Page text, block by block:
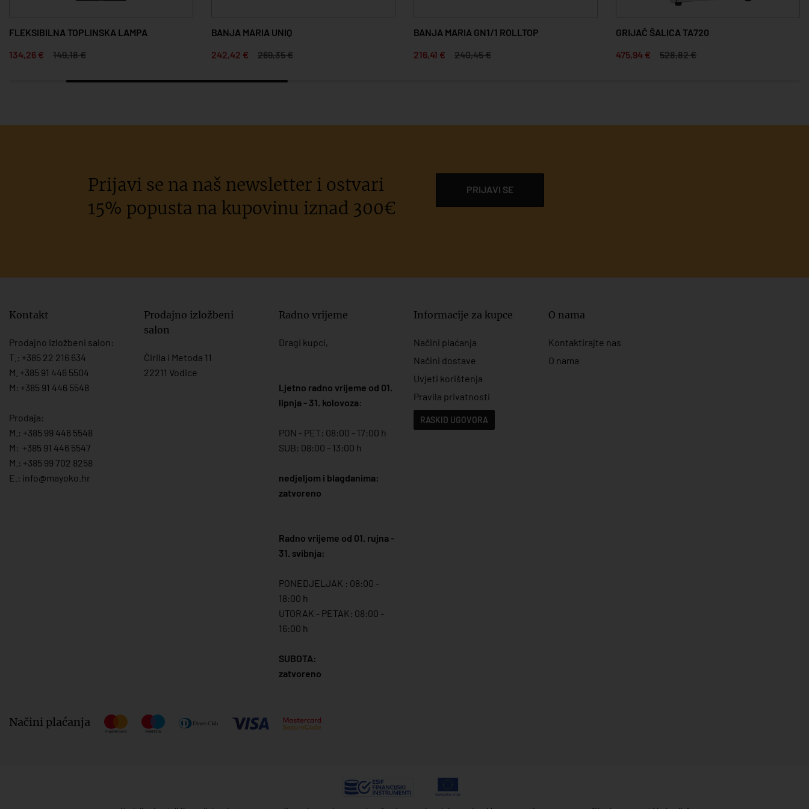
FLEKSIBILNA TOPLINSKA LAMPA
134,26 €
149,18 €
BANJA MARIA UNIQ
242,42 €
269,35 €
BANJA MARIA GN1/1 ROLLTOP
216,41 €
240,45 €
GRIJAČ ŠALICA TA720
475,94 €
528,82 €
Prijavi se na naš newsletter i ostvari
15% popusta na kupovinu iznad 300€
PRIJAVI SE
Kontakt
Prodajno izložbeni salon:
T.: +385 22 216 634
M. +385 91 446 5504
M: +385 91 446 5548
Prodaja:
M.: +385 99 446 5548
M: +385 91 446 5547
M.: +385 99 702 8258
E.: info@mayoko. hr
Prodajno izložbeni
salon
Ćirila i Metoda 11
22211 Vodice
Radno vrijeme
Dragi kupci,
Ljetno radno vrijeme od 01.
lipnja - 31. kolovoza:
PON - PET: 08:00 - 17:00 h
SUB: 08:00 - 13:00 h
nedjeljom i blagdanima:
zatvoreno
Radno vrijeme od 01. rujna -
31. svibnja:
PONEDJELJAK : 08:00 -
18:00 h
UTORAK - PETAK: 08:00 -
16:00 h
SUBOTA:
zatvoreno
Informacije za kupce
Načini plaćanja
Načini dostave
Uvjeti korištenja
Pravila privatnosti
RASKID UGOVORA
O nama
Kontaktirajte nas
O nama
Načini plaćanja